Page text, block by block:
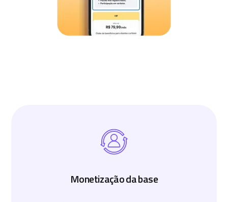
Monetização da base